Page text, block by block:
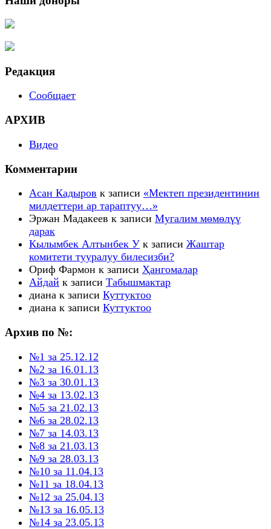
Редакция
Сообщает
АРХИВ
Видео
Комментарии
Асан Кадыров к записи «Мектеп президентинин
милдеттери ар тараптуу…»
Эржан Мадакеев к записи Мугалим мѳмѳлүү
дарак
Кылымбек Алтынбек У к записи Жаштар
комитети тууралуу билесизби?
Ориф Фармон к записи Ҳангомалар
Айдай к записи Табышмактар
диана к записи Куттуктоо
диана к записи Куттуктоо
Архив по №:
№1 за 25.12.12
№2 за 16.01.13
№3 за 30.01.13
№4 за 13.02.13
№5 за 21.02.13
№6 за 28.02.13
№7 за 14.03.13
№8 за 21.03.13
№9 за 28.03.13
№10 за 11.04.13
№11 за 18.04.13
№12 за 25.04.13
№13 за 16.05.13
№14 за 23.05.13